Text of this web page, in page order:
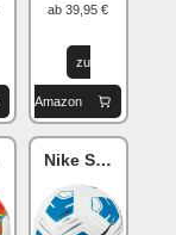
ab 39,95 €
zu
Amazon
Bundesliga
Nike Strike